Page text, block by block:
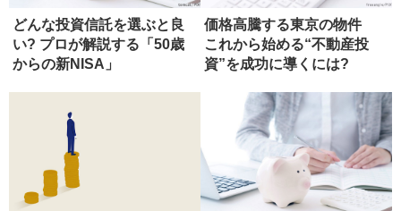
どんな投資信託を選ぶと良
い? プロが解説する「50歳
からの新NISA」
価格高騰する東京の物件
これから始める“不動産投
資”を成功に導くには?